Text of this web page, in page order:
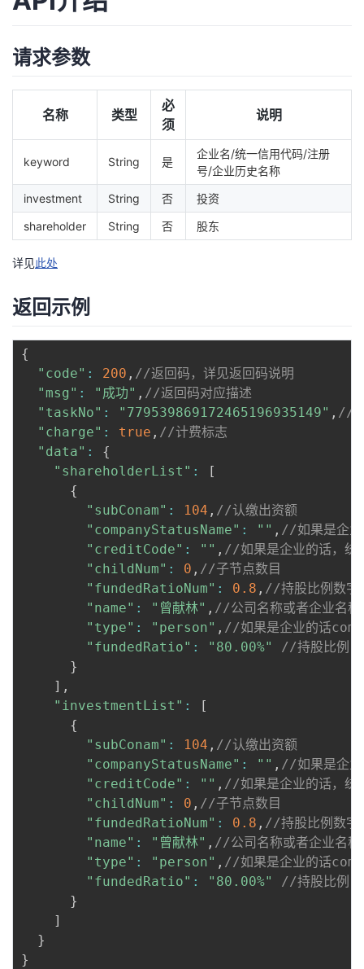
请求参数
名称 类型
必
须
说明
keyword String 是
企业名/统一信用代码/注册
号/企业历史名称
investment
String 否
投资
shareholder
String 否 股东
详见此处
返回示例
{
"code" : 200 , //返回码，详见返回码说明
"msg" : "成功" , //返回码对应描述
"taskNo" : "779539869172465196935149" , //
"charge" : true , //计费标志
"data" :
{
"shareholderList" :
[
{
"subConam" : 104 , //认缴出资额
"companyStatusName" : "" , //如果是企业
"creditCode" : "" , //如果是企业的话，统
"childNum" : 0 , //子节点数目
"fundedRatioNum" : 0.8 , //持股比例数字
"name" : "曾献林" , //公司名称或者企业名称
"type" : "person" , //如果是企业的话
"fundedRatio" : "80.00%"
//持股比例
}
] ,
"investmentList" :
[
{
"subConam" : 104 , //认缴出资额
"companyStatusName" : "" , //如果是企业
"creditCode" : "" , //如果是企业的话，统
"childNum" : 0 , //子节点数目
"fundedRatioNum" : 0.8 , //持股比例数字
"name" : "曾献林" , //公司名称或者企业名称
"type" : "person" , //如果是企业的话
"fundedRatio" : "80.00%"
//持股比例
}
]
}
}